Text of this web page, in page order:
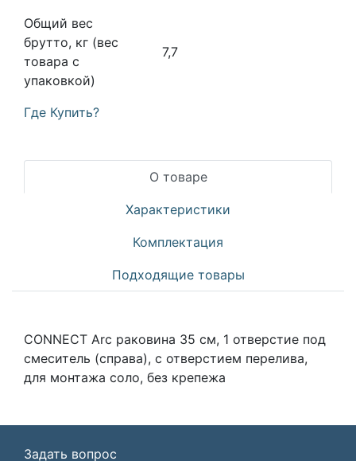
Общий вес
брутто, кг (вес
товара с
упаковкой)
7,7
Где Купить?
О товаре
Характеристики
Комплектация
Подходящие товары
CONNECT Arc раковина 35 см, 1 отверстие под
смеситель (справа), с отверстием перелива,
для монтажа соло, без крепежа
Задать вопрос